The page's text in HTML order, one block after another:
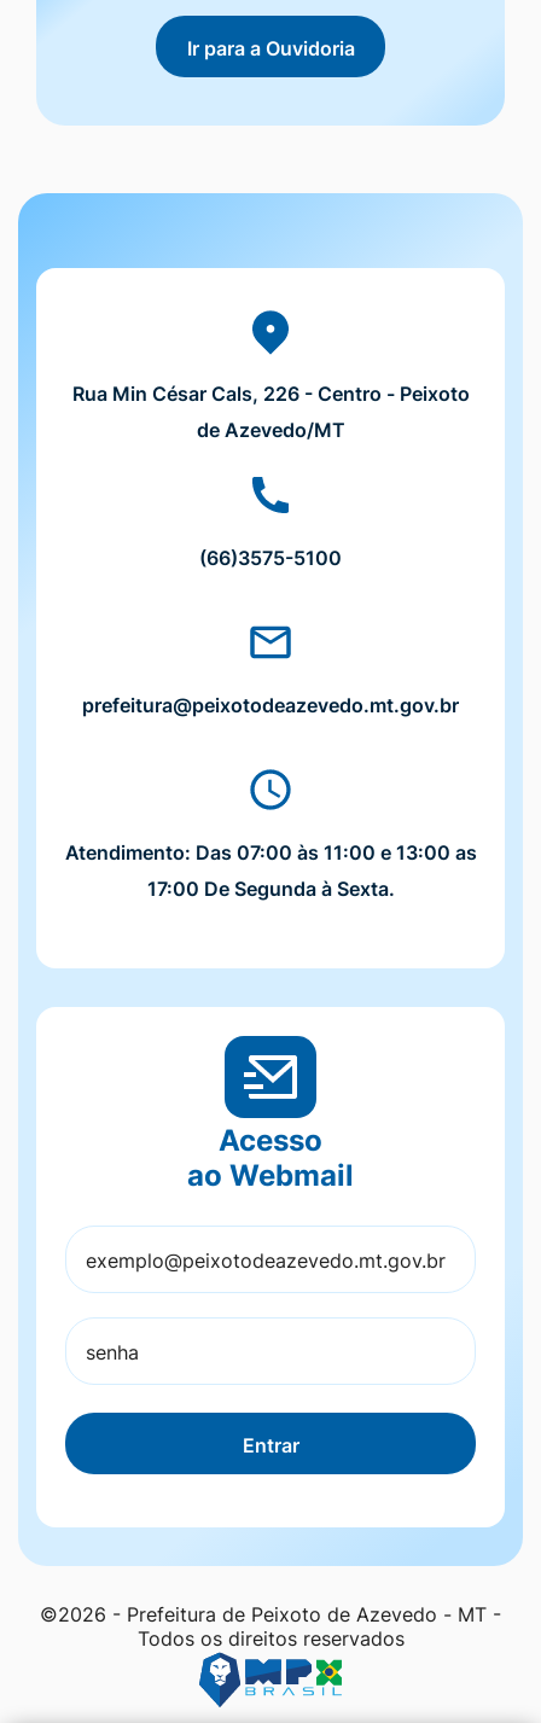
Ir para a Ouvidoria
Seção do Rodapé e Contato
Rua Min César Cals, 226 - Centro - Peixoto
de Azevedo/MT
(66)3575-5100
prefeitura@peixotodeazevedo.mt.gov.br
Atendimento: Das 07:00 às 11:00 e 13:00 as
17:00 De Segunda à Sexta.
Acesso
ao Webmail
Entrar
©2026 - Prefeitura de Peixoto de Azevedo - MT -
Todos os direitos reservados